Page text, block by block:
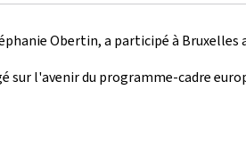
Obertin, a participé à
sur l'avenir du programme-cadre